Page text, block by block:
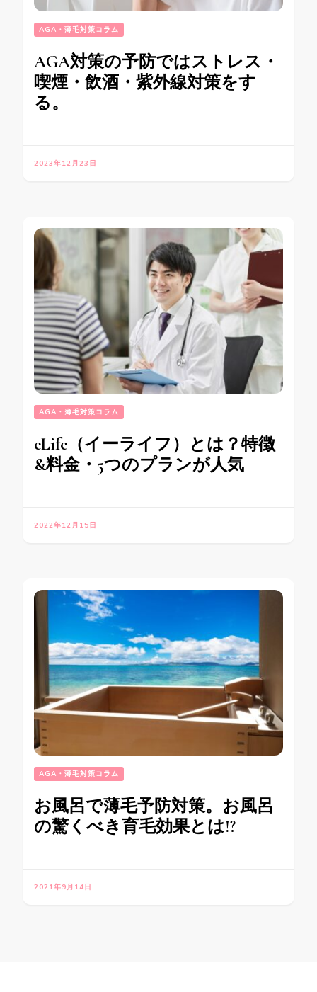
AGA・薄毛対策コラム
AGA対策の予防ではストレス・
喫煙・飲酒・紫外線対策をす
る。
2023年12月23日
AGA・薄毛対策コラム
eLife（イーライフ）とは？特徴
&料金・5つのプランが人気
2022年12月15日
AGA・薄毛対策コラム
お風呂で薄毛予防対策。お風呂
の驚くべき育毛効果とは!?
2021年9月14日